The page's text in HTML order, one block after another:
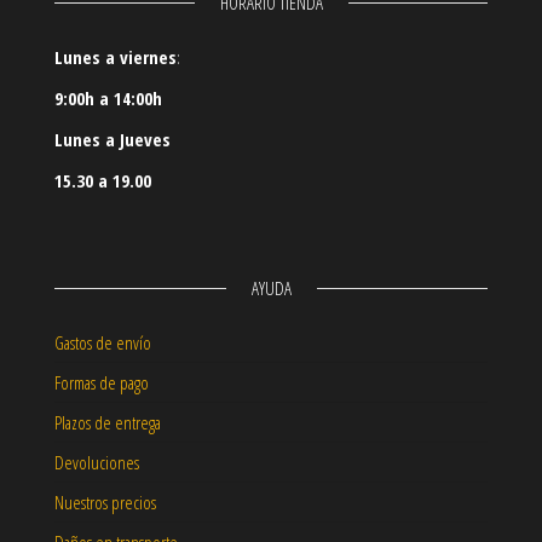
Lunes a viernes:
9:00h a 14:00h
Lunes a Jueves
15.30 a 19.00
AYUDA
Gastos de envío
Formas de pago
Plazos de entrega
Devoluciones
Nuestros precios